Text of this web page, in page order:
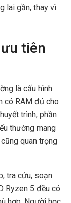
lai gần, thay vì
tiên
là cấu hình
có RAM đủ cho
trình, phần
thường mang
quan trọng
tra cứu, soạn
Ryzen 5 đều có